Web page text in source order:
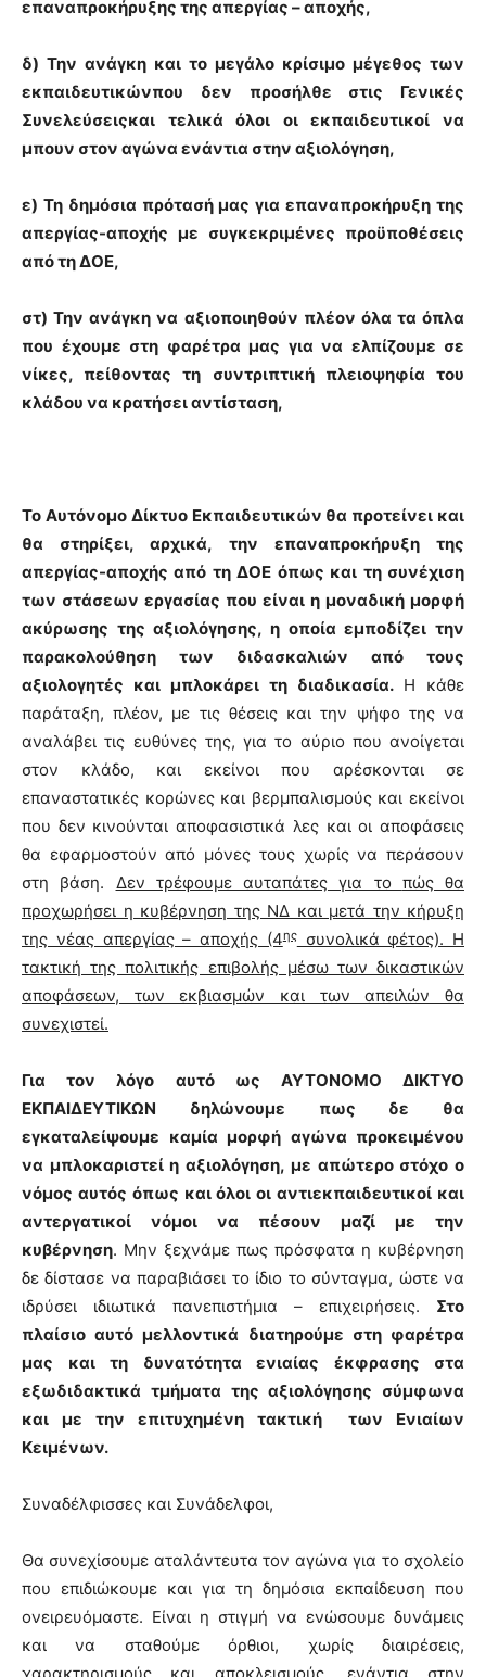
επαναπροκήρυξης της απεργίας – αποχής,
δ) Την ανάγκη και το μεγάλο κρίσιμο μέγεθος των
εκπαιδευτικώνπου δεν προσήλθε στις Γενικές
Συνελεύσειςκαι τελικάόλοι οι εκπαιδευτικοί να
μπουν στον αγώνα ενάντια στην αξιολόγηση,
ε) Τη δημόσια πρότασή μας για επαναπροκήρυξη της
απεργίας-αποχής με συγκεκριμένες προϋποθέσεις
από τη ΔΟΕ,
στ) Την ανάγκη να αξιοποιηθούν πλέον όλα τα όπλα
που έχουμε στη φαρέτρα μας για να ελπίζουμε σε
νίκες, πείθοντας τη συντριπτική πλειοψηφία του
κλάδου να κρατήσει αντίσταση,
Το Αυτόνομο Δίκτυο Εκπαιδευτικών θα προτείνει και
θα στηρίξει, αρχικά, την επαναπροκήρυξη της
απεργίας-αποχής από τη ΔΟΕ όπως και τη συνέχιση
των στάσεων εργασίας που είναι η μοναδική μορφή
ακύρωσης της αξιολόγησης, η οποία εμποδίζει την
παρακολούθηση των διδασκαλιών από τους
αξιολογητές και μπλοκάρει τη διαδικασία. Η κάθε
παράταξη, πλέον, με τις θέσεις και την ψήφο της να
αναλάβει τις ευθύνες της, για το αύριο που ανοίγεται
στον κλάδο, και εκείνοι που αρέσκονται σε
επαναστατικές κορώνες και βερμπαλισμούς και εκείνοι
που δεν κινούνται αποφασιστικά λες και οι αποφάσεις
θα εφαρμοστούν από μόνες τους χωρίς να περάσουν
στη βάση. Δεν τρέφουμε αυταπάτες για το πώς θα
προχωρήσει η κυβέρνηση της ΝΔ και μετά την κήρυξη
της νέας απεργίας – αποχής (4ηςσυνολικά φέτος). Η
τακτική της πολιτικής επιβολής μέσω των δικαστικών
αποφάσεων, των εκβιασμών και των απειλών θα
συνεχιστεί.
Για τον λόγο αυτό ως ΑΥΤΟΝΟΜΟ ΔΙΚΤΥΟ
ΕΚΠΑΙΔΕΥΤΙΚΩΝ δηλώνουμε πως δε θα
εγκαταλείψουμε καμία μορφή αγώνα προκειμένου
να μπλοκαριστεί η αξιολόγηση, με απώτερο στόχο ο
νόμος αυτός όπως και όλοι οι αντιεκπαιδευτικοί και
αντεργατικοί νόμοι να πέσουν μαζί με την
κυβέρνηση. Μην ξεχνάμε πως πρόσφατα η κυβέρνηση
δε δίστασε να παραβιάσει το ίδιο το σύνταγμα, ώστε να
ιδρύσει ιδιωτικά πανεπιστήμια – επιχειρήσεις. Στο
πλαίσιο αυτό μελλοντικά διατηρούμε στη φαρέτρα
μας και τη δυνατότητα ενιαίας έκφρασης στα
εξωδιδακτικά τμήματα της αξιολόγησης σύμφωνα
και με την επιτυχημένη τακτική των Ενιαίων
Κειμένων.
Συναδέλφισσες και Συνάδελφοι,
Θα συνεχίσουμε αταλάντευτα τον αγώνα για το σχολείο
που επιδιώκουμε και για τη δημόσια εκπαίδευση που
ονειρευόμαστε. Είναι η στιγμή να ενώσουμε δυνάμεις
και να σταθούμε όρθιοι, χωρίς διαιρέσεις,